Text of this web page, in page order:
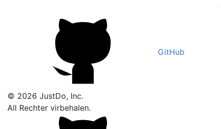
GitHub
© 2026 JustDo, Inc.
All Rechter virbehalen.